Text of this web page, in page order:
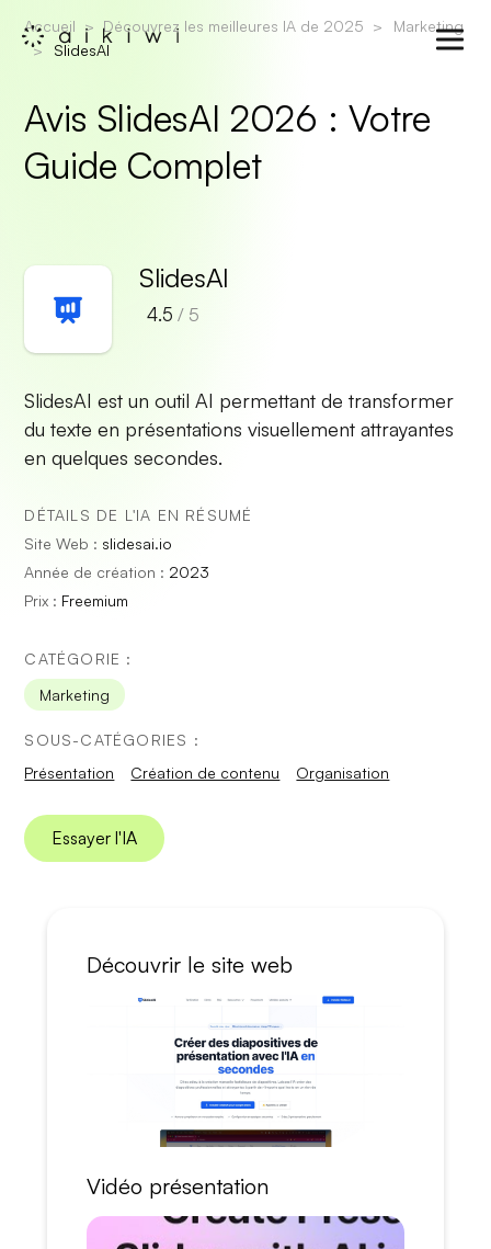
Accueil Découvrez les meilleures IA de 2025
Marketing
SlidesAI
Avis SlidesAI 2026 : Votre
Guide Complet
SlidesAI
4.5 / 5
SlidesAI est un outil AI permettant de transformer
du texte en présentations visuellement attrayantes
en quelques secondes.
DÉTAILS DE L'IA EN RÉSUMÉ
Site Web : slidesai.io
Année de création : 2023
Prix : Freemium
CATÉGORIE :
Marketing
SOUS-CATÉGORIES :
Présentation
Création de contenu Organisation
Essayer l'IA
Découvrir le site web
Vidéo présentation